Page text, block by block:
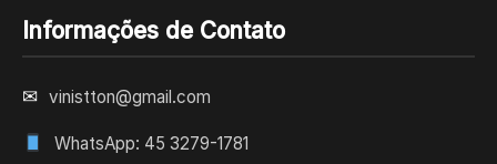
Informações de Contato
✉ vinistton@gmail.com
WhatsApp: 45 3279-1781